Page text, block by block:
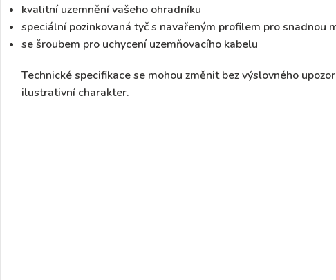
kvalitní uzemnění vašeho ohradníku
speciální pozinkovaná tyč s navařeným profilem pro snadnou
se šroubem pro uchycení uzemňovacího kabelu
Technické specifikace se mohou změnit bez výslovného
ilustrativní charakter.